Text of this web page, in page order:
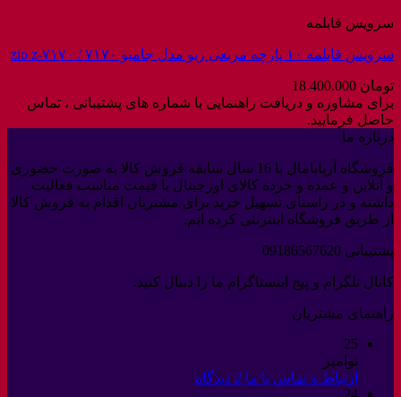
سرویس قابلمه
سرویس قابلمه ۱۰ پارچه مربعی زیو مدل جامبو ۷۱۷۰ / zio z-۷۱۷۰
تومان
برای مشاوره و دریافت راهنمایی با شماره های پشتیبانی ، تماس
حاصل فرمایید.
درباره ما
فروشگاه آربابامال با 16 سال سابقه فروش کالا به صورت حضوری
و آنلاین و عمده و خرده کالای اورجینال با قیمت مناسب فعالیت
داشته و در راستای تسهیل خرید برای مشتریان اقدام به فروش کالا
از طریق فروشگاه اینترنتی کرده ایم.
پشتیبانی 09186567620
کانال تلگرام و پیج اینستاگرام ما را دنبال کنید.
راهنمای مشتریان
25
نوامبر
ارتباط و تماس با ما 2 دیدگاه
24